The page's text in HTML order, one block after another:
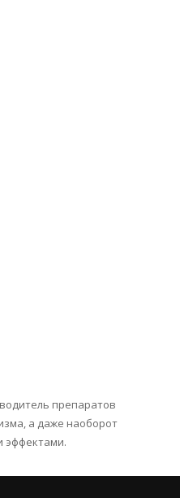
препаратов
а даже наоборот
эффектами.